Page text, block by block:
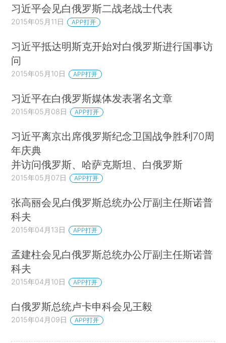
习近平会见白俄罗斯二战老战士代表
2015年05月11日 APP打开
习近平抵达明斯克开始对白俄罗斯进行国事访
问
2015年05月10日 APP打开
习近平在白俄罗斯媒体发表署名文章
2015年05月08日 APP打开
习近平离京出席俄罗斯纪念卫国战争胜利70周
年庆典
并访问俄罗斯、哈萨克斯坦、白俄罗斯
2015年05月07日 APP打开
张高丽会见白俄罗斯总统办公厅副主任斯诺普
科夫
2015年04月13日 APP打开
孟建柱会见白俄罗斯总统办公厅副主任斯诺普
科夫
2015年04月10日 APP打开
白俄罗斯总统卢卡申科会见王毅
2015年04月09日 APP打开